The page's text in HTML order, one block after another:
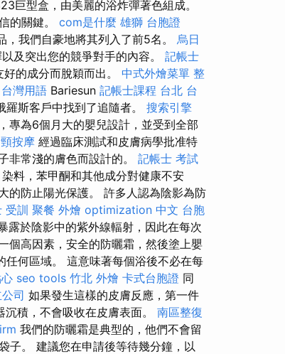
巨型盒，由美麗的浴炸彈著色組成。
的關鍵。 com是什麼 雄獅 台胞證
，我們自豪地將其列入了前5名。 烏日
及突出您的競爭對手的內容。 記帳士
的成分而脫穎而出。 中式外燴菜單 整
灣用語 Bariesun 記帳士課程 台北 台
斯客戶中找到了追隨者。 搜索引擎
專為6個月大的嬰兒設計，並受到全部
按摩 經過臨床測試和皮膚病學批准特
非常淺的膚色而設計的。 記帳士 考試
料，苯甲酮和其他成分對健康不安
的防止陽光保護。 許多人認為陰影為防
受訓 聚餐 外燴 optimization 中文 台胞
露於陰影中的紫外線輻射，因此在每次
個高因素，安全的防曬霜，然後塗上嬰
任何區域。 這意味著每個浴後不必在每
seo tools 竹北 外燴 卡式台胞證 同
司 如果發生這樣的皮膚反應，第一件
積，不會吸收在皮膚表面。 南區整復
我們的防曬霜是典型的，他們不會留
子。 建議您在申請後等待幾分鐘，以